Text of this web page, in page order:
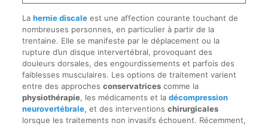
La hernie discaleest une affection courante touchant de
nombreuses personnes, en particulier à partir de la
trentaine. Elle se manifeste par le déplacement ou la
rupture d’un disque intervertébral, provoquant des
douleurs dorsales, des engourdissements et parfois des
faiblesses musculaires. Les options de traitement varient
entre des approches conservatricescomme la
physiothérapie, les médicaments et la décompression
neurovertébrale, et des interventions chirurgicales
lorsque les traitements non invasifs échouent. Récemment,